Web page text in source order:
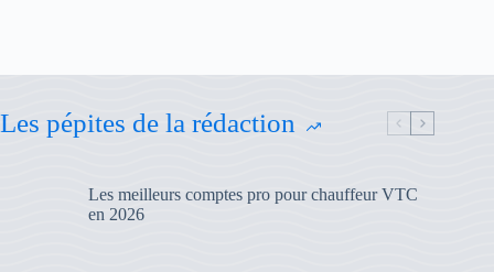
Les pépites de la rédaction
Les meilleurs comptes pro pour chauffeur VTC
en 2026